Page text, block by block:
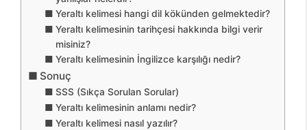
Yeraltı kelimesi hangi dil kökünden gelmektedir?
Yeraltı kelimesinin tarihçesi hakkında bilgi verir
misiniz?
Yeraltı kelimesinin İngilizce karşılığı nedir?
Sonuç
SSS (Sıkça Sorulan Sorular)
Yeraltı kelimesinin anlamı nedir?
Yeraltı kelimesi nasıl yazılır?